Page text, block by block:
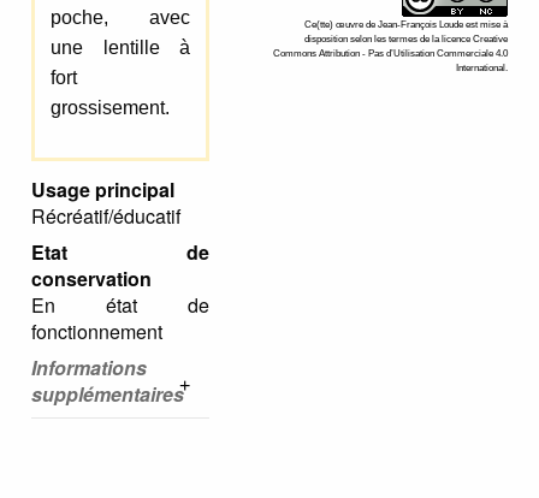
poche, avec
une lentille à
fort
grossisement.
Usage principal
Récréatif/éducatif
Etat de
conservation
En état de
fonctionnement
Informations
supplémentaires
Ce(tte) œuvre de Jean-François Loude est mise à
disposition selon les termes de la licence Creative
Commons Attribution - Pas d’Utilisation Commerciale 4.0
International.